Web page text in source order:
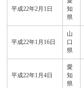
平成22年2月1日
知
県
平成22年1月16日
山
口
県
平成22年1月4日
愛
知
県